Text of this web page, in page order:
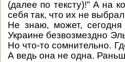
(далее по тексту)!" А на
себя так, что их не
Не знаю, может,
Украине безвозмездно
Но что-то сомнительно.
А ведь она не одна.